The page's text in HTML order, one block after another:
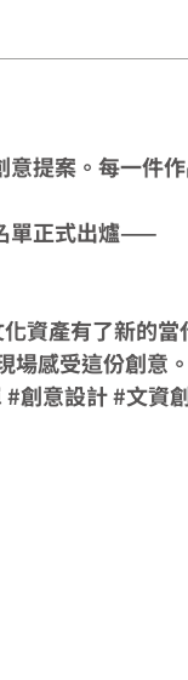
提案。每一件
單正式出爐——
資產有了新的當
場感受這份創意
#創意設計#文資